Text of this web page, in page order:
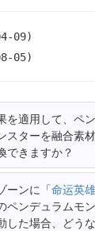
09)
05)
を適用して、ペ
スターを融合素
できますか？
ーンに「命运英
ペンデュラムモ
した場合、どう